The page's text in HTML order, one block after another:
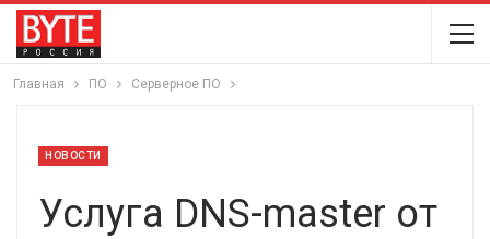
Главная ПО Серверное ПО
НОВОСТИ
Услуга DNS-master от